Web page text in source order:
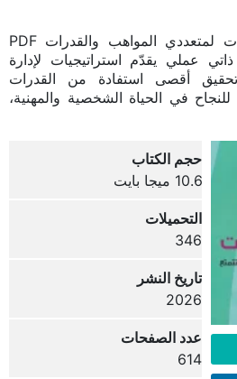
تحميل كتاب إدارة الأولويات لمتعددي المواهب والقدرات PDF
عملي يقدّم استراتيجيات لإدارة
أقصى استفادة من القدرات
في الحياة الشخصية والمهنية،
حجم الكتاب
10.6 ميجا بايت
التحميلات
346
تاريخ النشر
2026
عدد الصفحات
614